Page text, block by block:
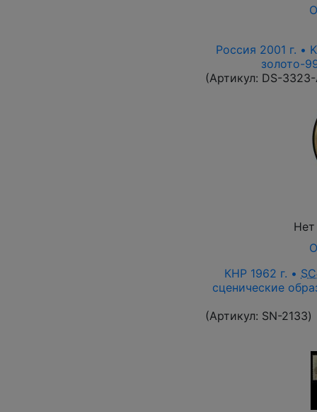
Россия 2001 г. •
золото-
(Артикул: DS-
КНР 1962 г. •
сценические
(Артикул: SN-2133)